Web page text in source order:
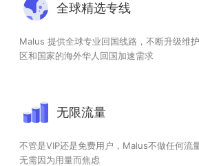
全球精选专线
Malus 提供全球专业回国线路，不断升级维
区和国家的海外华人回国加速需求
无限流量
不管是VIP还是免费用户，Malus不做任何流
无需因为用量而焦虑